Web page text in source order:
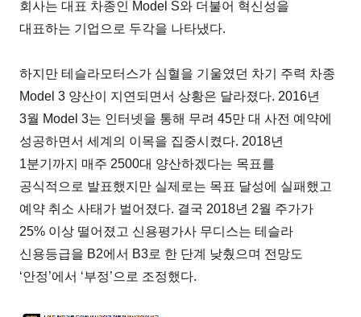
회사는 대표 차종인 Model S와 더불어 혁신성을
대표하는 기업으로 두각을 나타냈다.
하지만 테슬라모터스가 심혈을 기울였던 차기 주력 차종
Model 3 양산이 지연되면서 상황은 달라졌다. 2016년
3월 Model 3는 인터넷을 통해 무려 45만 대 사전 예약에
성공하면서 세계의 이목을 집중시켰다. 2018년
1분기까지 매주 2500대 양산하겠다는 목표를
공식적으로 발표했지만 실제로는 목표 달성에 실패했고
예약 취소 사태가 벌어졌다. 결국 2018년 2월 주가가
25% 이상 떨어졌고 신용평가사 무디스는 테슬라
신용등급을 B2에서 B3로 한 단계 낮췄으며 전망도
‘안정’에서 ‘부정’으로 조정했다.